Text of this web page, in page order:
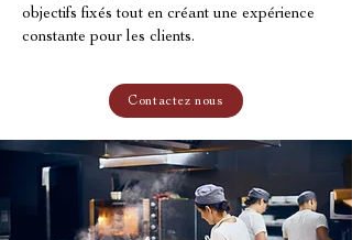
objectifs fixés tout en créant une expérience
constante pour les clients.
Contactez nous